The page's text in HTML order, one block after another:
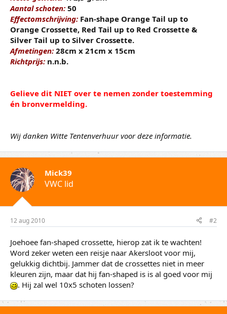
Aantal schoten: 50
Effectomschrijving: Fan-shape Orange Tail up to
Orange Crossette, Red Tail up to Red Crossette &
Silver Tail up to Silver Crossette.
Afmetingen: 28cm x 21cm x 15cm
Richtprijs: n.n.b.
Gelieve dit NIET over te nemen zonder toestemming
én bronvermelding.
Wij danken Witte Tentenverhuur voor deze informatie.
Mick39
VWC lid
12 aug 2010 #2
Joehoee fan-shaped crossette, hierop zat ik te wachten!
Word zeker weten een reisje naar Akersloot voor mij,
gelukkig dichtbij. Jammer dat de crossettes niet in meer
kleuren zijn, maar dat hij fan-shaped is is al goed voor mij
. Hij zal wel 10x5 schoten lossen?